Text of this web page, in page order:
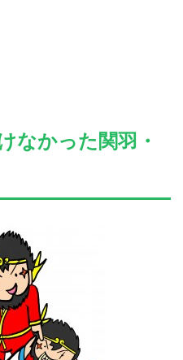
なかった関羽・